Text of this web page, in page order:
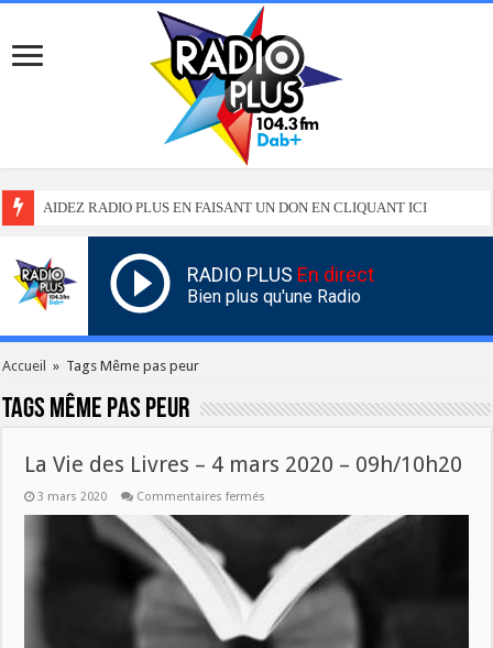
AIDEZ RADIO PLUS EN FAISANT UN DON EN CLIQUANT ICI
RADIO PLUS En direct
Bien plus qu'une Radio
Accueil » Tags Même pas peur
Tags Même pas peur
La Vie des Livres – 4 mars 2020 – 09h/10h20
3 mars 2020 Commentaires fermés
Livres
–
4
mars
2020
–
09h/10h20